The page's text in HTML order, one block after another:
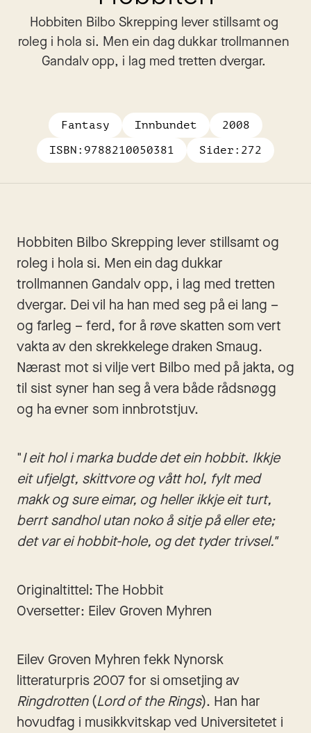
Hobbiten Bilbo Skrepping lever stillsamt og
roleg i hola si. Men ein dag dukkar trollmannen
Gandalv opp, i lag med tretten dvergar.
Fantasy Innbundet
2008
ISBN: 9788210050381 Sider: 272
Hobbiten Bilbo Skrepping lever stillsamt og
roleg i hola si. Men ein dag dukkar
trollmannen Gandalv opp, i lag med tretten
dvergar. Dei vil ha han med seg på ei lang –
og farleg – ferd, for å røve skatten som vert
vakta av den skrekkelege draken Smaug.
Nærast mot si vilje vert Bilbo med på jakta, og
til sist syner han seg å vera både rådsnøgg
og ha evner som innbrotstjuv.
"I eit hol i marka budde det ein hobbit. Ikkje
eit ufjelgt, skittvore og vått hol, fylt med
makk og sure eimar, og heller ikkje eit turt,
berrt sandhol utan noko å sitje på eller ete;
det var ei hobbit-hole, og det tyder trivsel."
Originaltittel: The Hobbit
Oversetter: Eilev Groven Myhren
Eilev Groven Myhren fekk Nynorsk
Ringdrotten (Lord of the Rings). Han har
hovudfag i musikkvitskap ved Universitetet i